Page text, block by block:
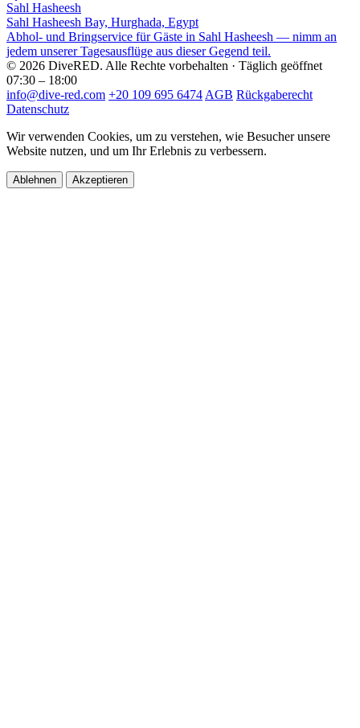
Sahl Hasheesh
Sahl Hasheesh Bay, Hurghada, Egypt
Abhol- und Bringservice für Gäste in Sahl Hasheesh — nimm an
jedem unserer Tagesausflüge aus dieser Gegend teil.
© 2026 DiveRED. Alle Rechte vorbehalten · Täglich geöffnet
07:30 – 18:00
info@dive-red.com +20 109 695 6474 AGB Rückgaberecht
Datenschutz
Wir verwenden Cookies, um zu verstehen, wie Besucher unsere
Website nutzen, und um Ihr Erlebnis zu verbessern.
Ablehnen Akzeptieren